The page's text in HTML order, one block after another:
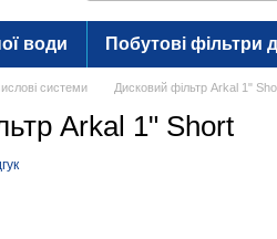
води Побутові фільтри
системи Дисковий фільтр Arkal 1"
Arkal 1" Short